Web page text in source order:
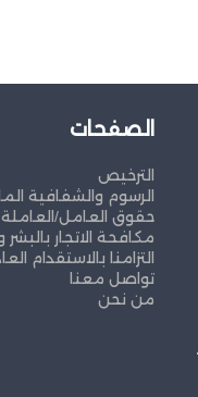
الصفحات
الترخيص
الرسوم والشفافية
حقوق العامل/العاملة
مكافحة الاتجار
التزامنا بالاستقدام
تواصل معنا
من نحن